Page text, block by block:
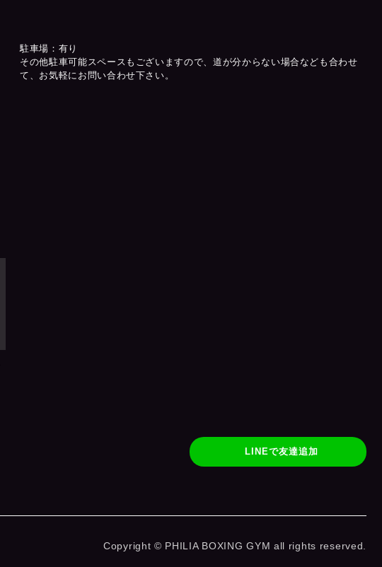
駐車場：有り
その他駐車可能スペースもございますので、道が分からない場合なども合わせ
て、お気軽にお問い合わせ下さい。
LINEで友達追加
Copyright © PHILIA BOXING GYM all rights reserved.